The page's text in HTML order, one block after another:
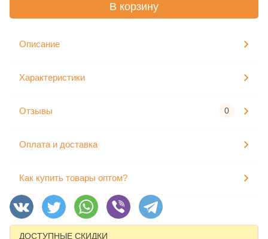
В корзину
Описание
Характеристики
Отзывы 0
Оплата и доставка
Как купить товары оптом?
ДОСТУПНЫЕ СКИДКИ